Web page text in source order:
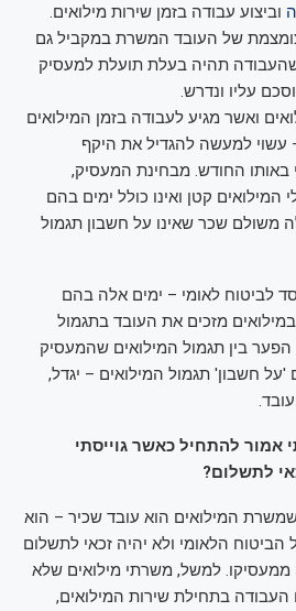
וביצוע עבודה בזמן שירות מילואים.
של העובד המשרת במקביל גם
תהיה בעלת תועלת למעסיק
עליו ונדרש.
ואשר מגיע לעבודה בזמן המילואים
עשוי למעשה להגדיל את היקף
באותו החודש. מבחינת המעסיק,
קטן ואינו כולל ימים בהם
משולם שכר שאינו על חשבון תגמול
לביטוח לאומי – ימים אלה בהם
מזכים את העובד בתגמול
הפער בין תגמול המילואים שהמעסיק
חשבון' תגמול המילואים – יגדל,
אמור להתחיל כאשר גוייסתי
לתשלום?
המילואים הוא עובד שכיר – הוא
הביטוח הלאומי ולא יהיה זכאי לתשלום
ממעסיקו. למשל, משרתי מילואים שלא
העבודה בתחילת שירות המילואים,